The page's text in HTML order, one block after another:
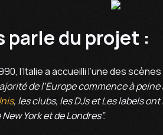
parle du projet :
l’Italie a accueilli l’une des
de l’Europe commence à
, les clubs, les DJs et Les labels
York et de Londres”.